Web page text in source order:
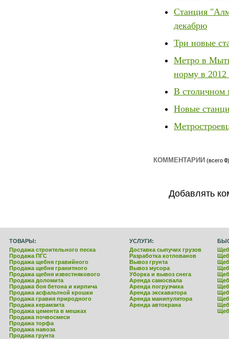
Станция
декабрю
Три новые
Метро в
норму в 2012
В столичном
Новые
КОММЕНТАРИИ (всего 0)
Добавлять
ТОВАРЫ: УСЛУГИ:
Продажа строительного песка
Продажа ПГС
Продажа щебня гравийного
Продажа щебня гранитного
Продажа щебня известнякового
Продажа доломита
Продажа боя бетона и кирпича
Продажа асфальтной крошки
Продажа гравия природного
Продажа керамзита
Продажа цемента в мешках
Доставка сыпучих грузов
Разработка котлованов
Вывоз грунта
Вывоз мусора
Уборка и вывоз снега
Аренда самосвала
Аренда погрузчика
Аренда экскаватора
Аренда манипулятора
Аренда автокрана
Продажа почвосмеси
Продажа торфа
Продажа навоза
Продажа грунта